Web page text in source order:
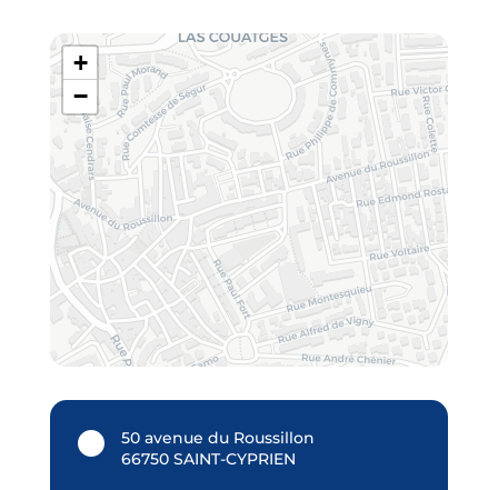
+
−
50 avenue du Roussillon
66750 SAINT-CYPRIEN